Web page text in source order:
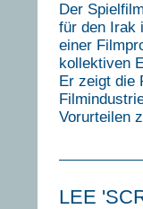
Der Spielfilm
für den Irak
einer
kollektiven
Er zeigt die
Vorurteilen
LEE